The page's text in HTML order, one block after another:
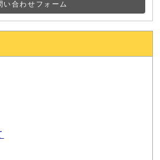
い合わせフォーム